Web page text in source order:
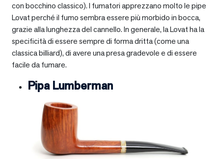
con bocchino classico). I fumatori apprezzano molto le pipe
Lovat perché il fumo sembra essere più morbido in bocca,
grazie alla lunghezza del cannello. In generale, la Lovat ha la
specificità di essere sempre di forma dritta (come una
classica billiard), di avere una presa gradevole e di essere
facile da fumare.
Pipa Lumberman